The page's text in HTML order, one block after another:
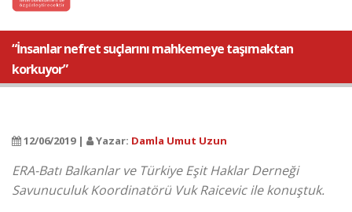
“İnsanlar nefret suçlarını mahkemeye taşımaktan
korkuyor”
12/06/2019 | Yazar: Damla Umut Uzun
ERA-Batı Balkanlar ve Türkiye Eşit Haklar Derneği
Savunuculuk Koordinatörü Vuk Raicevic ile konuştuk.